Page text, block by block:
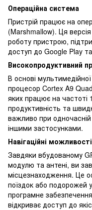
Операційна система
Пристрій працює на
(Marshmallow). Ця
роботу пристрою,
доступ до Google Play
Високопродуктивний
В основі
процесор Cortex A9
яких працює на частоті
продуктивність та
важливо при одночасній
іншими застосунками.
Навігаційні можливості
Завдяки вбудованому
модулю та антені, ви
місцезнаходження. Це
поїздок або подорожей
програмне
відкриває доступ до